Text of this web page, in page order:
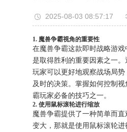
2025-08-03 08:57:17
1. 魔兽争霸视角的重要性
在魔兽争霸这款即时战略游
是取得胜利的重要因素之一。
玩家可以更好地观察战场局
及时的决策。掌握如何控制
霸玩家必备的技巧之一。
2. 使用鼠标滚轮进行缩放
魔兽争霸提供了一种简单而
变大，那就是使用鼠标滚轮